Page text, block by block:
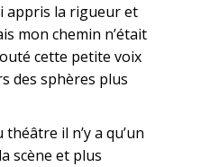
appris la rigueur et
mon chemin n’était
cette petite voix
des sphères plus
il n’y a qu’un
scène et plus